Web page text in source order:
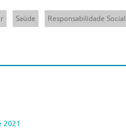
Saúde Responsabilidade Social
2021